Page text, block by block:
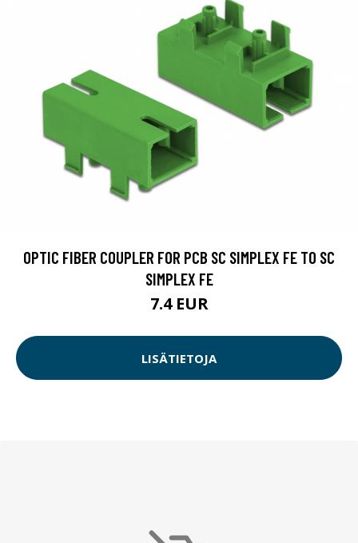
OPTIC FIBER COUPLER FOR PCB SC SIMPLEX FE TO SC
SIMPLEX FE
7.4 EUR
LISÄTIETOJA